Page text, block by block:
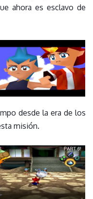
ahora es esclavo de
desde la era de los
misión.